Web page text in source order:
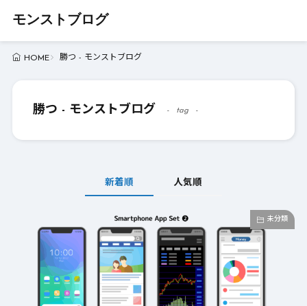
モンストブログ
HOME 勝つ - モンストブログ
勝つ - モンストブログ tag
新着順 人気順
未分類